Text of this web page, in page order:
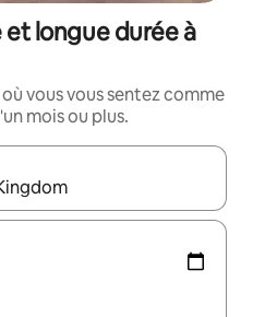
longue durée à
vous vous sentez comme
mois ou plus.
utilisez les flèches vers le